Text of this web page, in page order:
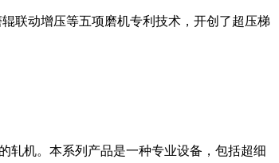
联动增压等五项磨机专利技术，开创了超压梯
轧机。本系列产品是一种专业设备，包括超细